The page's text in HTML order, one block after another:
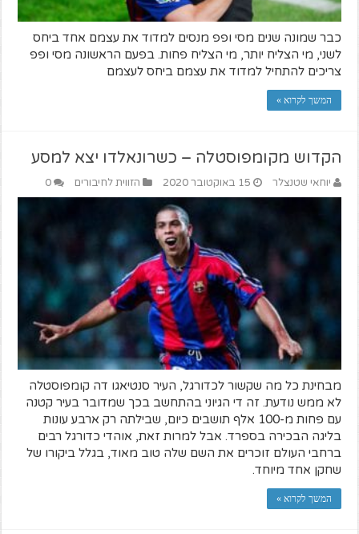
כבר שמונה שנים מסי ופפ מנסים למדוד את עצמם אחד ביחס
לשני, מי הצליח יותר, מי הצליח פחות. בפעם הראשונה מסי ופפ
צריכים להתחיל למדוד את עצמם ביחס לעצמם
המשך לקרוא »
הקדוש מקומפוסטלה – כשרונאלדו יצא למסע
יוחאי שטנצלר 15 באוקטובר 2020 הזווית לחיבורים 0
מבחינת כל מה שקשור לכדורגל, העיר סנטיאגו דה קומפוסטלה
לא ממש נודעת. זה די הגיוני בהתחשב בכך שמדובר בעיר קטנה
עם פחות מ-100 אלף תושבים כיום, שבילתה רק ארבע עונות
בליגה הבכירה בספרד. אבל למרות זאת, אוהדי כדורגל רבים
ברחבי העולם זוכרים את השם שלה טוב מאוד, בגלל ביקורו של
שחקן אחד מיוחד.
המשך לקרוא »